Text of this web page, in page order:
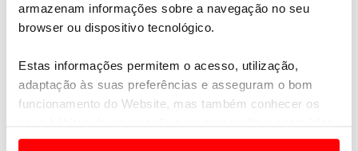
armazenam informações sobre a navegação no seu
browser ou dispositivo tecnológico.
Estas informações permitem o acesso, utilização,
adaptação às suas preferências e asseguram o bom
funcionamento do Website, mas também conhecer os
e anúncios de modo a promover produtos e/ou serviços.
Toda esta ação do ACP tem por base um trabalho
de pesquisa elaborado através de mais de 6.800
Entre as principais conclusões, destaca-se a solidão
manifestada por 11,6% dos inquiridos. Apesar da
vivem ser elevada, o sentido de comunidade